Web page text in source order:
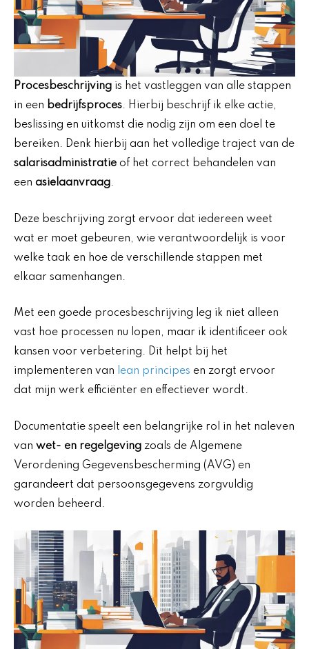
Procesbeschrijving is het vastleggen van alle stappen
in een bedrijfsproces. Hierbij beschrijf ik elke actie,
beslissing en uitkomst die nodig zijn om een doel te
bereiken. Denk hierbij aan het volledige traject van de
salarisadministratie of het correct behandelen van
een asielaanvraag.
Deze beschrijving zorgt ervoor dat iedereen weet
wat er moet gebeuren, wie verantwoordelijk is voor
welke taak en hoe de verschillende stappen met
elkaar samenhangen.
Met een goede procesbeschrijving leg ik niet alleen
vast hoe processen nu lopen, maar ik identificeer ook
kansen voor verbetering. Dit helpt bij het
implementeren van lean principes en zorgt ervoor
dat mijn werk efficiënter en effectiever wordt.
Documentatie speelt een belangrijke rol in het naleven
van wet- en regelgeving zoals de Algemene
Verordening Gegevensbescherming (AVG) en
garandeert dat persoonsgegevens zorgvuldig
worden beheerd.